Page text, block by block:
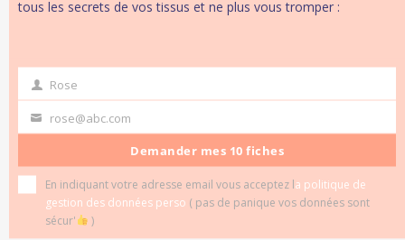
nom vient de la production à Gênes. En
effet, les anglais ont beaucoup importé ce
sergé spécifique de Gênes qui les
produisaient pour faire des voiles de
bâteau. Et si vous répétez trois fois très vite
« Gênes » avec une patate chaude dans la
bouche, vous comprendrez pourquoi
tous les secrets de vos tissus et ne plus vous tromper :
first
name
Rose
Your
email
rose@abc.com
Demander mes 10 fiches
En indiquant votre adresse email vous acceptez la politique de
gestion des données perso ( pas de panique vos données sont
sécur'
)